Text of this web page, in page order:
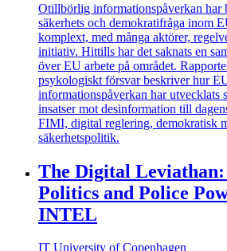
Otillbörlig informationspåverkan
säkerhets och demokratifråga inom
komplext, med många aktörer,
initiativ. Hittills har det saknats en
över EU arbete på området.
psykologiskt försvar beskriver hur
informationspåverkan har utvecklats
insatser mot desinformation till
FIMI, digital reglering, demokratisk
säkerhetspolitik.
The Digital
Politics and Police
INTEL
IT University of Copenhagen